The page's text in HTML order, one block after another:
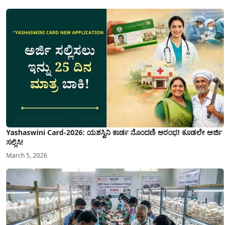
Yashaswini Card-2026: ಯಶಸ್ವಿನಿ ಕಾರ್ಡ ನೊಂದಣಿ ಆರಂಭ! ಕೂಡಲೇ ಅರ್ಜಿ
ಸಲ್ಲಿಸಿ!
March 5, 2026